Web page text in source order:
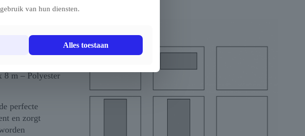
– 4 x 8m –
8 m – Polyester
perfecte
en zorgt
van hun diensten.
Alles toestaan